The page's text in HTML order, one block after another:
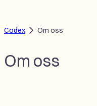
innhold
Codex Om oss
Om oss